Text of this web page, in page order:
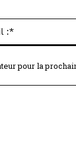
pour la